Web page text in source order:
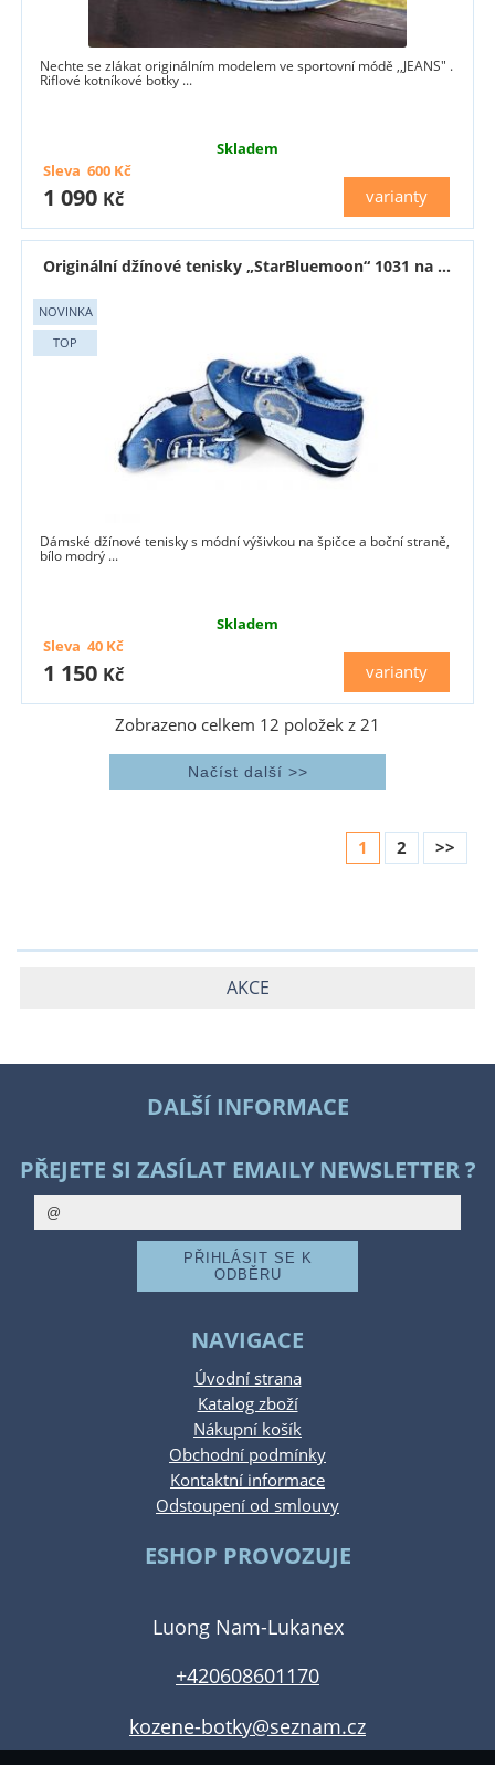
Nechte se zlákat originálním modelem ve sportovní módě ,,JEANS" .
Riflové kotníkové botky ...
Skladem
varianty
1 090 Kč
Sleva 600 Kč
Originální džínové tenisky „StarBluemoon“ 1031 na ...
Dámské džínové tenisky s módní výšivkou na špičce a boční straně,
bílo modrý ...
Skladem
varianty
1 150 Kč
Sleva 40 Kč
Zobrazeno celkem 12 položek z21
1 2 >>
AKCE
DALŠÍ INFORMACE
PŘEJETE SI ZASÍLAT EMAILY NEWSLETTER ?
NAVIGACE
Úvodní strana
Katalog zboží
Nákupní košík
Obchodní podmínky
Kontaktní informace
Odstoupení od smlouvy
ESHOP PROVOZUJE
Luong Nam-Lukanex
+420608601170
kozene-botky@seznam.cz